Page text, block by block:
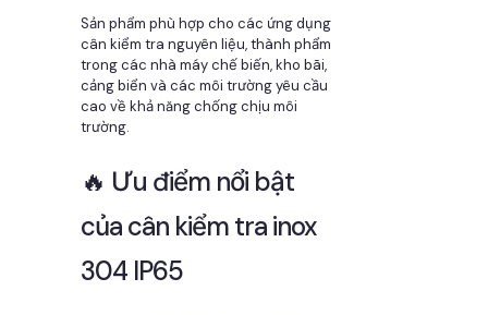
Sản phẩm phù hợp cho các ứng dụng
cân kiểm tra nguyên liệu, thành phẩm
trong các nhà máy chế biến, kho bãi,
cảng biển và các môi trường yêu cầu
cao về khả năng chống chịu môi
trường.
🔥 Ưu điểm nổi bật
của cân kiểm tra inox
304 IP65